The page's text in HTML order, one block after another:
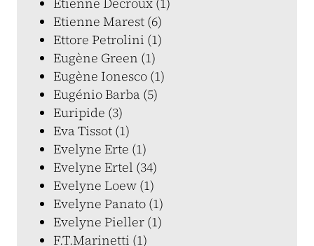
Etienne Marest (6)
Ettore Petrolini (1)
Eugène Green (1)
Eugène Ionesco (1)
Eugénio Barba (5)
Euripide (3)
Eva Tissot (1)
Evelyne Erte (1)
Evelyne Ertel (34)
Evelyne Loew (1)
Evelyne Panato (1)
Evelyne Pieller (1)
F.T.Marinetti (1)